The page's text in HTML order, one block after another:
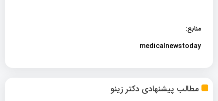
مطالب پیشنهادی دکتر زینو
منابع:
medicalnewstoday